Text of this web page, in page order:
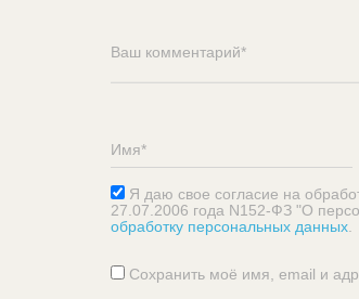
Я даю свое согласие на
27.07.2006 года N152-ФЗ "О
обработку персональных данных
Сохранить моё имя, email и